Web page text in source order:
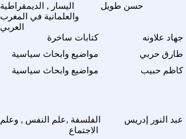
اليسار , الديمقراطية
والعلمانية في المغرب
العربي
حسن طويل
كتابات ساخرة جهاد علاونه
مواضيع وابحاث سياسية
طارق حربي
مواضيع وابحاث سياسية
كاظم حبيب
الفلسفة ,علم النفس , وعلم
الاجتماع
عبد النور إدريس